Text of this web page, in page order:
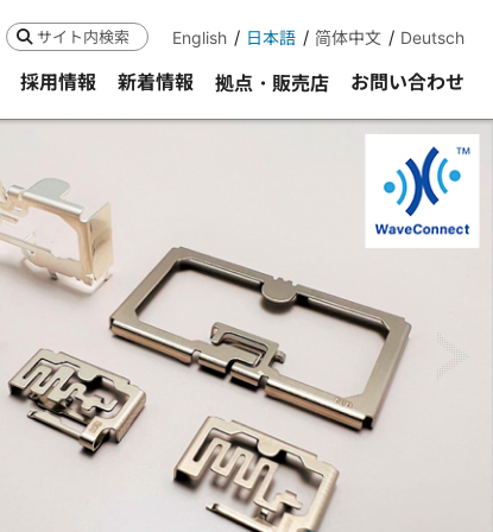
検索 English 日本語 简体中文 Deutsch
採用情報 新着情報 拠点・販売店 お問い合わせ